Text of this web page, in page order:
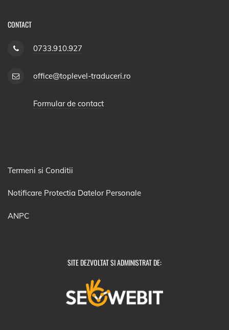
CONTACT
0733.910.927
office@toplevel-traduceri.ro
Formular de contact
Termeni si Conditii
Notificare Protectia Datelor Personale
ANPC
SITE DEZVOLTAT SI ADMINISTRAT DE: